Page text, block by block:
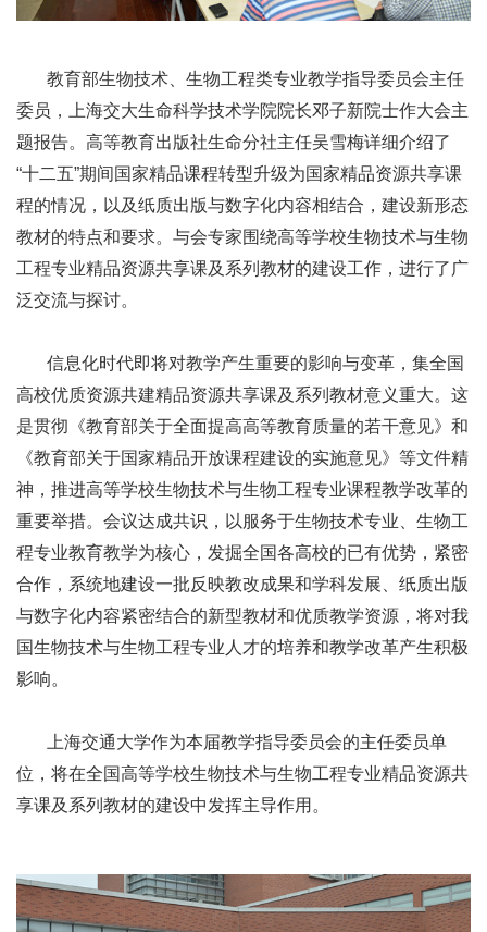
教育部生物技术、生物工程类专业教学指导委员会主任
委员，上海交大生命科学技术学院院长邓子新院士作大会主
题报告。高等教育出版社生命分社主任吴雪梅详细介绍了
“十二五”期间国家精品课程转型升级为国家精品资源共享课
程的情况，以及纸质出版与数字化内容相结合，建设新形态
教材的特点和要求。与会专家围绕高等学校生物技术与生物
工程专业精品资源共享课及系列教材的建设工作，进行了广
泛交流与探讨。
信息化时代即将对教学产生重要的影响与变革，集全国
高校优质资源共建精品资源共享课及系列教材意义重大。这
是贯彻《教育部关于全面提高高等教育质量的若干意见》和
《教育部关于国家精品开放课程建设的实施意见》等文件精
神，推进高等学校生物技术与生物工程专业课程教学改革的
重要举措。会议达成共识，以服务于生物技术专业、生物工
程专业教育教学为核心，发掘全国各高校的已有优势，紧密
合作，系统地建设一批反映教改成果和学科发展、纸质出版
与数字化内容紧密结合的新型教材和优质教学资源，将对我
国生物技术与生物工程专业人才的培养和教学改革产生积极
影响。
上海交通大学作为本届教学指导委员会的主任委员单
位，将在全国高等学校生物技术与生物工程专业精品资源共
享课及系列教材的建设中发挥主导作用。